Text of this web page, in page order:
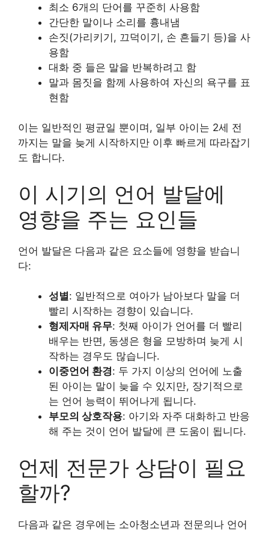
최소 6개의 단어를 꾸준히 사용함
간단한 말이나 소리를 흉내냄
손짓(가리키기, 끄덕이기, 손 흔들기 등)을 사
용함
대화 중 들은 말을 반복하려고 함
말과 몸짓을 함께 사용하여 자신의 욕구를 표
현함
이는 일반적인 평균일 뿐이며, 일부 아이는 2세 전
까지는 말을 늦게 시작하지만 이후 빠르게 따라잡기
도 합니다.
이 시기의 언어 발달에
영향을 주는 요인들
언어 발달은 다음과 같은 요소들에 영향을 받습니
다:
성별: 일반적으로 여아가 남아보다 말을 더
빨리 시작하는 경향이 있습니다.
형제자매 유무: 첫째 아이가 언어를 더 빨리
배우는 반면, 동생은 형을 모방하며 늦게 시
작하는 경우도 많습니다.
이중언어 환경: 두 가지 이상의 언어에 노출
된 아이는 말이 늦을 수 있지만, 장기적으로
는 언어 능력이 뛰어나게 됩니다.
부모의 상호작용: 아기와 자주 대화하고 반응
해 주는 것이 언어 발달에 큰 도움이 됩니다.
언제 전문가 상담이 필요
할까?
다음과 같은 경우에는 소아청소년과 전문의나 언어